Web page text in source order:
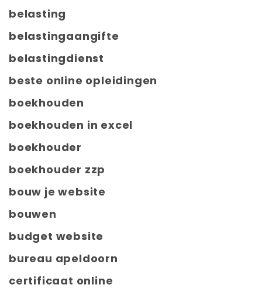
belasting
belastingaangifte
belastingdienst
beste online opleidingen
boekhouden
boekhouden in excel
boekhouder
boekhouder zzp
bouw je website
bouwen
budget website
bureau apeldoorn
certificaat online